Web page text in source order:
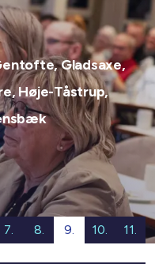
Gladsaxe,
Høje-Tåstrup,
7. 8. 9. 10. 11.